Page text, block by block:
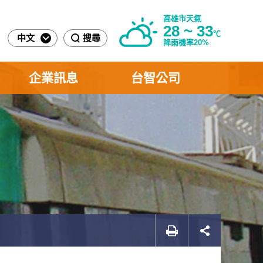
中文 搜尋
高雄市天氣
28 ~ 33℃
降雨機率20%
企業訊息 台智公司